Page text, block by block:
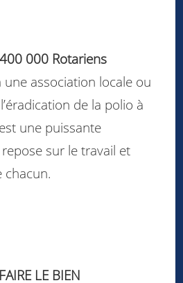
000 Rotariens
association locale ou
de la polio à
une puissante
sur le travail et
chacun.
LE BIEN